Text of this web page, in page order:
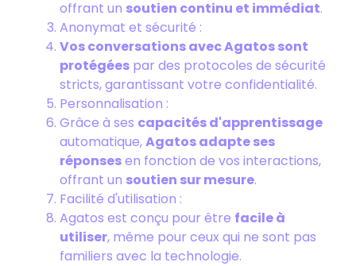
offrant un soutien continu et immédiat.
Anonymat et sécurité :
Vos conversations avec Agatos sont
protégées par des protocoles de sécurité
stricts, garantissant votre confidentialité.
Personnalisation :
Grâce à ses capacités d'apprentissage
automatique,Agatos adapte ses
réponsesen fonction de vos interactions,
offrant un soutien sur mesure.
Facilité d'utilisation :
Agatos est conçu pour être facile à
utiliser, même pour ceux qui ne sont pas
familiers avec la technologie.